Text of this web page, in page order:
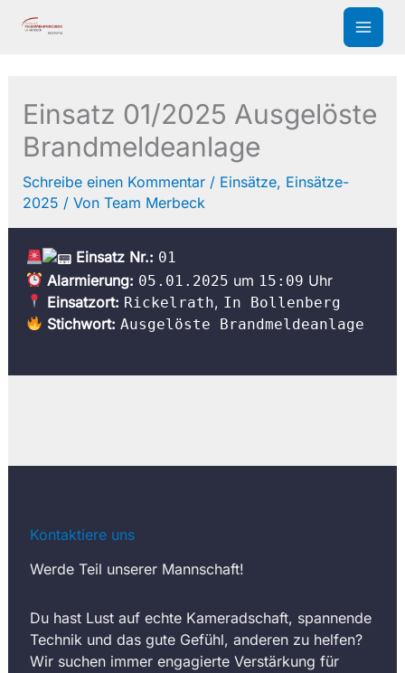
Inhalt
Einsatz 01/2025 Ausgelöste
Brandmeldeanlage
Schreibe einen Kommentar / Einsätze, Einsätze-
2025 / Von Team Merbeck
Einsatz Nr.: 01
Alarmierung: 05.01.2025 um 15:09 Uhr
Einsatzort: Rickelrath, In Bollenberg
Stichwort: Ausgelöste Brandmeldeanlage
Kontaktiere uns
Werde Teil unserer Mannschaft!
Du hast Lust auf echte Kameradschaft, spannende
Technik und das gute Gefühl, anderen zu helfen?
Wir suchen immer engagierte Verstärkung für